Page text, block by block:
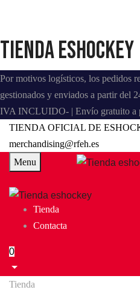
Tienda eshockey
Por motivos logísticos, los pedidos
gestionados y enviados a partir del
IVA INCLUIDO- | Envío gratuito a
TIENDA OFICIAL DE
merchandising@rfeh.es
Menu
Tienda
Contacta
0
Tienda